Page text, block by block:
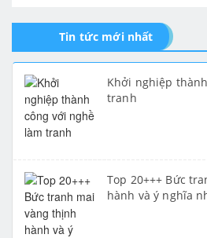
Tin tức mới nhất
Khởi nghiệp
tranh
Top 20+++ Bức
hành và ý nghĩa